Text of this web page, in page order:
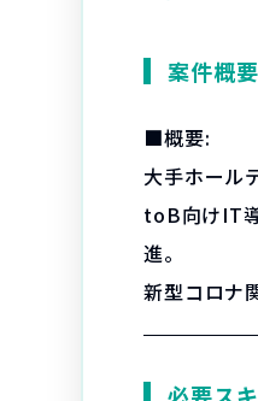
案件概要
■概要:
大手ホール
toB向けIT
進。
新型コロナ